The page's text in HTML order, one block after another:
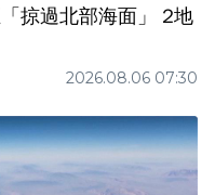
掠過北部海面」 2地
2026.08.06 07:30